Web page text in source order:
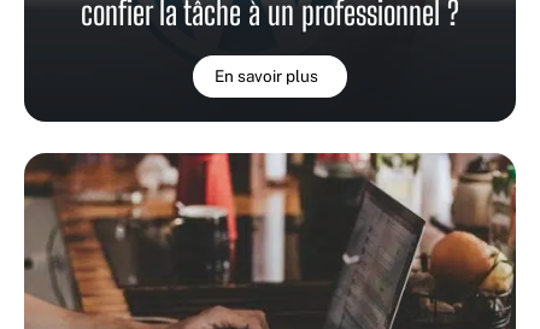
confier la tâche à un professionnel ?
En savoir plus